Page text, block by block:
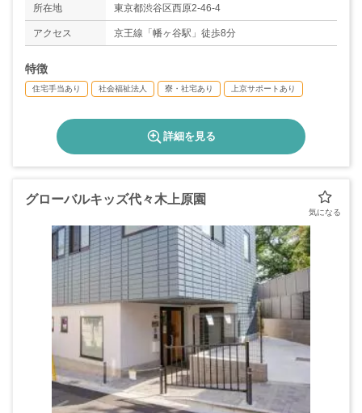
◇産前産後休暇
◇育児休業
◇介護休業
所在地 東京都渋谷区西原2-46-4
アクセス 京王線「幡ヶ谷駅」徒歩8分
特徴
住宅手当あり 社会福祉法人 寮・社宅あり 上京サポートあり
詳細を見る
グローバルキッズ代々木上原園